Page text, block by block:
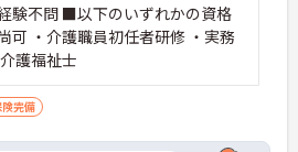
験不問 ■以下のいずれかの資格
可 ・介護職員初任者研修 ・実務
護福祉士
完備